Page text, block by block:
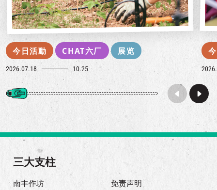
今日活動 CHAT六厂 展览
2026.07.18 10.25
三大支柱
南丰作坊
免责声明